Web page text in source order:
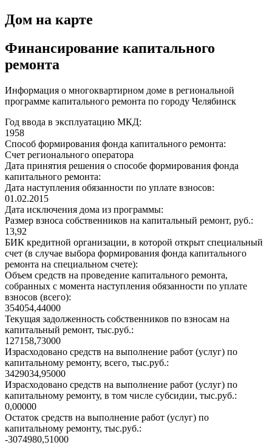
Дом на карте
Финансирование капитального
ремонта
Информация о многоквартирном доме в региональной
программе капитального ремонта по городу Челябинск
Год ввода в эксплуатацию МКД:
1958
Способ формирования фонда капитального ремонта:
Счет регионального оператора
Дата принятия решения о способе формирования фонда
капитального ремонта:
Дата наступления обязанности по уплате взносов:
01.02.2015
Дата исключения дома из программы:
Размер взноса собственников на капитальный ремонт, руб.:
13,92
БИК кредитной организации, в которой открыт специальный
счет (в случае выбора формирования фонда капитального
ремонта на специальном счете):
Объем средств на проведение капитального ремонта,
собранных с момента наступления обязанности по уплате
взносов (всего):
354054,44000
Текущая задолженность собственников по взносам на
капитальный ремонт, тыс.руб.:
127158,73000
Израсходовано средств на выполнение работ (услуг) по
капитальному ремонту, всего, тыс.руб.:
3429034,95000
Израсходовано средств на выполнение работ (услуг) по
капитальному ремонту, в том числе субсидии, тыс.руб.:
0,00000
Остаток средств на выполнение работ (услуг) по
капитальному ремонту, тыс.руб.:
-3074980,51000